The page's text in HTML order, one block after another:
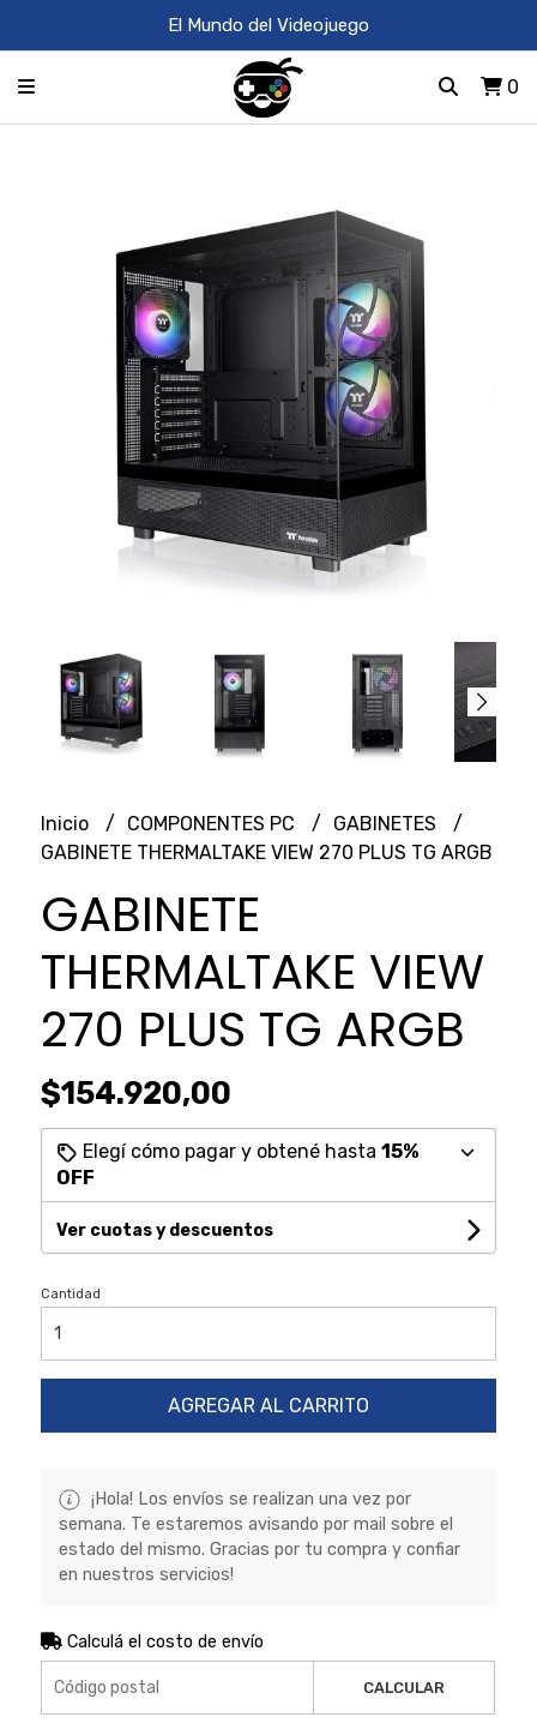
El Mundo del Videojuego
0
Inicio COMPONENTES PC
GABINETES
GABINETE THERMALTAKE VIEW 270 PLUS TG ARGB
GABINETE
THERMALTAKE VIEW
270 PLUS TG ARGB
$154.920,00
Elegí cómo pagar y obtené hasta 15%
OFF
Ver cuotas y descuentos
Cantidad
AGREGAR AL CARRITO
¡Hola! Los envíos se realizan una vez por
semana. Te estaremos avisando por mail sobre el
estado del mismo. Gracias por tu compra y confiar
en nuestros servicios!
Calculá el costo de envío
CALCULAR